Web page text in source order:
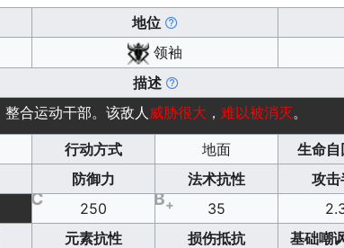
地位
领袖
描述
整合运动干部。该敌人威胁很大 ， 难以被消灭。
行动方式 地面 生命
防御力 法术抗性 攻击
250
C 35
B+
元素抗性 损伤抵抗 基础嘲